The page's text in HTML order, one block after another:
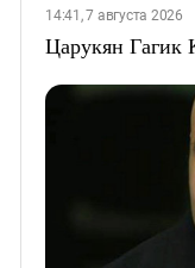
14:41, 7 августа 2026
Царукян Гагик